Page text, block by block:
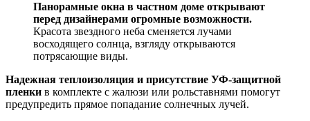
Панорамные окна в частном доме открывают
перед дизайнерами огромные возможности.
Красота звездного неба сменяется лучами
восходящего солнца, взгляду открываются
потрясающие виды.
Надежная теплоизоляция и присутствие УФ-защитной
пленки в комплекте с жалюзи или рольставнями помогут
предупредить прямое попадание солнечных лучей.